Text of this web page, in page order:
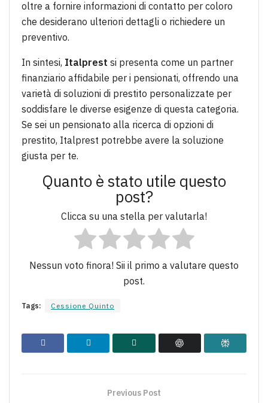
oltre a fornire informazioni di contatto per coloro
che desiderano ulteriori dettagli o richiedere un
preventivo.
In sintesi, Italprest si presenta come un partner
finanziario affidabile per i pensionati, offrendo una
varietà di soluzioni di prestito personalizzate per
soddisfare le diverse esigenze di questa categoria.
Se sei un pensionato alla ricerca di opzioni di
prestito, Italprest potrebbe avere la soluzione
giusta per te.
Quanto è stato utile questo
post?
Clicca su una stella per valutarla!
Nessun voto finora! Sii il primo a valutare questo
post.
Tags: Cessione Quinto
Previous Post